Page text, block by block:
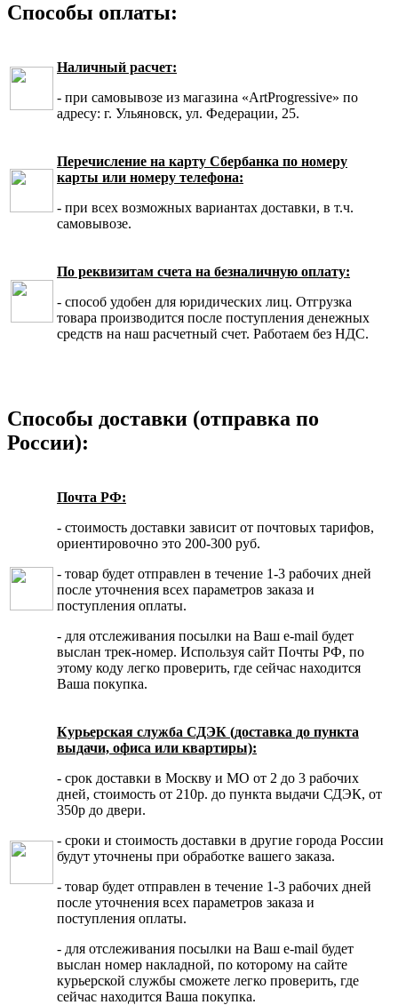
Способы оплаты:
Наличный расчет:
- при самовывозе из магазина «ArtProgressive» по
адресу: г. Ульяновск, ул. Федерации, 25.
Перечисление на карту Сбербанка по номеру
карты или номеру телефона:
- при всех возможных вариантах доставки, в т.ч.
самовывозе.
По реквизитам счета на безналичную оплату:
- способ удобен для юридических лиц. Отгрузка
товара производится после поступления денежных
средств на наш расчетный счет. Работаем без НДС.
Способы доставки (отправка по
России):
Почта РФ:
- стоимость доставки зависит от почтовых тарифов,
ориентировочно это 200-300 руб.
- товар будет отправлен в течение 1-3 рабочих дней
после уточнения всех параметров заказа и
поступления оплаты.
- для отслеживания посылки на Ваш e-mail будет
выслан трек-номер. Используя сайт Почты РФ, по
этому коду легко проверить, где сейчас находится
Ваша покупка.
Курьерская служба СДЭК (доставка до пункта
выдачи, офиса или квартиры):
- срок доставки в Москву и МО от 2 до 3 рабочих
дней, стоимость от 210р. до пункта выдачи СДЭК, от
350р до двери.
- сроки и стоимость доставки в другие города России
будут уточнены при обработке вашего заказа.
- товар будет отправлен в течение 1-3 рабочих дней
после уточнения всех параметров заказа и
поступления оплаты.
- для отслеживания посылки на Ваш e-mail будет
выслан номер накладной, по которому на сайте
курьерской службы сможете легко проверить, где
сейчас находится Ваша покупка.